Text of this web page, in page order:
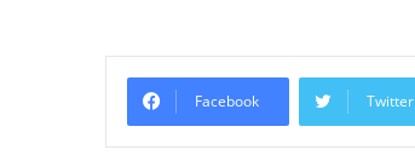
Facebook Twitter